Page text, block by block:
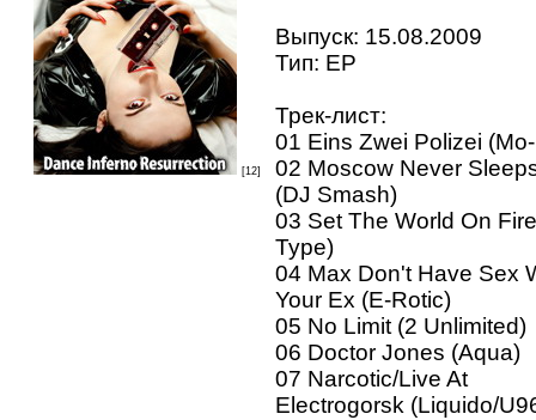
[12]
Выпуск: 15.08.2009
Тип: EP
Трек-лист:
01 Eins Zwei Polizei
02 Moscow Never
(DJ Smash)
03 Set The World On
Type)
04 Max Don't Have Sex
Your Ex (E-Rotic)
05 No Limit (2 Unlimited)
06 Doctor Jones (Aqua)
07 Narcotic/Live At
Electrogorsk (Liquido/